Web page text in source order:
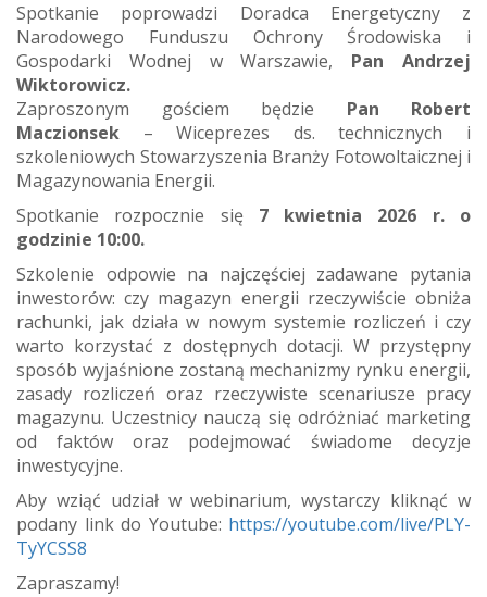
Spotkanie poprowadzi Doradca Energetyczny z
Narodowego Funduszu Ochrony Środowiska i
Gospodarki Wodnej w Warszawie, Pan Andrzej
Wiktorowicz.
Zaproszonym gościem będzie Pan Robert
Maczionsek – Wiceprezes ds. technicznych i
szkoleniowych Stowarzyszenia Branży Fotowoltaicznej i
Magazynowania Energii.
Spotkanie rozpocznie się 7 kwietnia 2026 r. o
godzinie 10:00.
Szkolenie odpowie na najczęściej zadawane pytania
inwestorów: czy magazyn energii rzeczywiście obniża
rachunki, jak działa w nowym systemie rozliczeń i czy
warto korzystać z dostępnych dotacji. W przystępny
sposób wyjaśnione zostaną mechanizmy rynku energii,
zasady rozliczeń oraz rzeczywiste scenariusze pracy
magazynu. Uczestnicy nauczą się odróżniać marketing
od faktów oraz podejmować świadome decyzje
inwestycyjne.
Aby wziąć udział w webinarium, wystarczy kliknąć w
podany link do Youtube: https://youtube.com/live/PLY-
TyYCSS8
Zapraszamy!